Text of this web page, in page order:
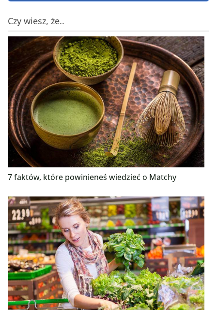
Czy wiesz, że..
7 faktów, które powinieneś wiedzieć o Matchy